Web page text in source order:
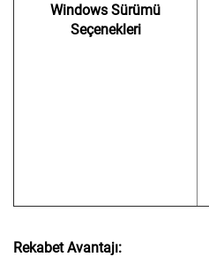
Windows Sürümü
Seçenekleri
Rekabet Avantajı: